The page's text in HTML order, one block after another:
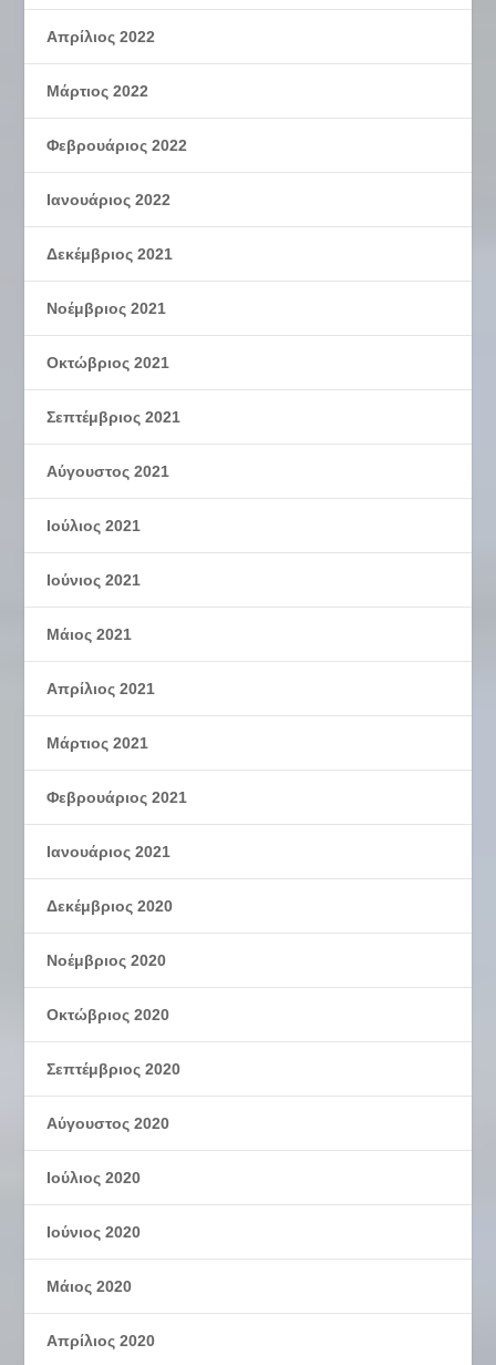
Απρίλιος 2022
Μάρτιος 2022
Φεβρουάριος 2022
Ιανουάριος 2022
Δεκέμβριος 2021
Νοέμβριος 2021
Οκτώβριος 2021
Σεπτέμβριος 2021
Αύγουστος 2021
Ιούλιος 2021
Ιούνιος 2021
Μάιος 2021
Απρίλιος 2021
Μάρτιος 2021
Φεβρουάριος 2021
Ιανουάριος 2021
Δεκέμβριος 2020
Νοέμβριος 2020
Οκτώβριος 2020
Σεπτέμβριος 2020
Αύγουστος 2020
Ιούλιος 2020
Ιούνιος 2020
Μάιος 2020
Απρίλιος 2020